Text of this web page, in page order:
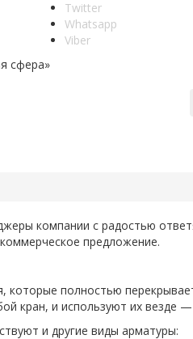
Twitter
Whatsapp
Viber
сфера»
компании с радостью
предложение.
которые полностью
кран, и используют их везде
и другие виды арматуры: